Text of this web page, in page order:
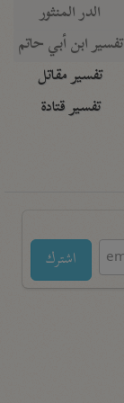
الدر المنثور
تفسير ابن أبي حاتم
تفسير مقاتل
تفسير قتادة
اشترك